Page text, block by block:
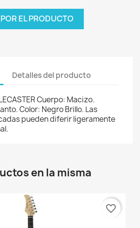
EL PRODUCTO
Detalles del producto
Cuerpo: Macizo.
Color: Negro Brillo. Las
pueden diferir ligeramente
en la misma
favorite_border